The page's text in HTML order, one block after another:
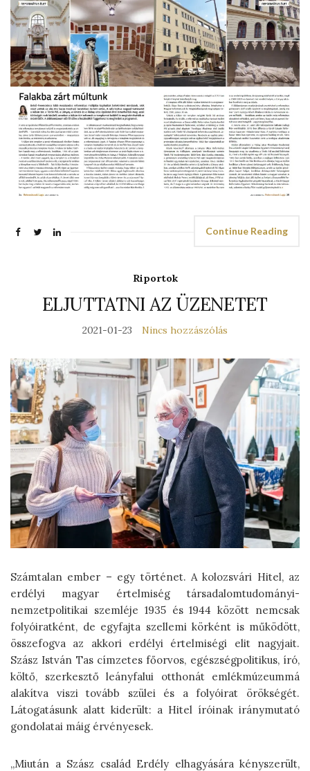
Continue Reading
Riportok
ELJUTTATNI AZ ÜZENETET
2021-01-23 Nincs hozzászólás
Számtalan ember – egy történet. A kolozsvári Hitel, az
erdélyi magyar értelmiség társadalomtudományi-
nemzetpolitikai szemléje 1935 és 1944 között nemcsak
folyóiratként, de egyfajta szellemi körként is működött,
összefogva az akkori erdélyi értelmiségi elit nagyjait.
Szász István Tas címzetes főorvos, egészségpolitikus, író,
költő, szerkesztő leányfalui otthonát emlékmúzeummá
alakítva viszi tovább szülei és a folyóirat örökségét.
Látogatásunk alatt kiderült: a Hitel íróinak iránymutató
gondolatai máig érvényesek.
„Miután a Szász család Erdély elhagyására kényszerült,